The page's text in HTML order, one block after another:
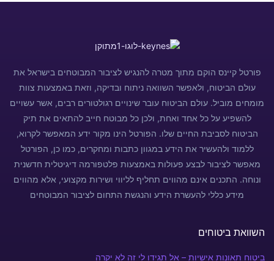
פורטל קיינס הוקם מתוך מטרה להנגיש לציבור המבוטחים בישראל את
עולם הביטוח, ולאפשר השוואה ניתוח ובדיקה, וזאת באמצעות צוות
מומחים מוביל. עולם הביטוח עובר שינויים רגולטורים רבים, אשר עשויים
להשפיע על כל אחד ואחת, ולכן כל מבוטח חייב להתאים את תיק
הביטוח לסביבת החיים שלו. הפורטל הינו מקור ידע המאפשר לקרוא,
ללמוד ולהעשיר את הידע במגוון כתבות ומחקרים, כמו כן, הפורטל
מאפשר לציבור לבצע פעולות באמצעות פלטפורמה דיגיטלית חדשנית
ונוחה. התכנים אינם מהווים תחליף לליווי ושירות מקצועי, אלא מהווים
מידע כללי להעשרת הידע והנגשת התחום לציבור המבוטחים
השוואת ביטוחים
ביטוח תאונות אישיות – אל תגידו לי זה לא יקרה